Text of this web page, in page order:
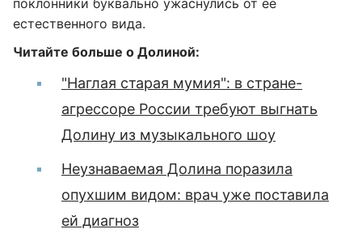
естественного вида.
Читайте больше о Долиной:
"Наглая старая мумия": в стране-
агрессоре России требуют выгнать
Долину из музыкального шоу
Неузнаваемая Долина поразила
опухшим видом: врач уже поставила
ей диагноз